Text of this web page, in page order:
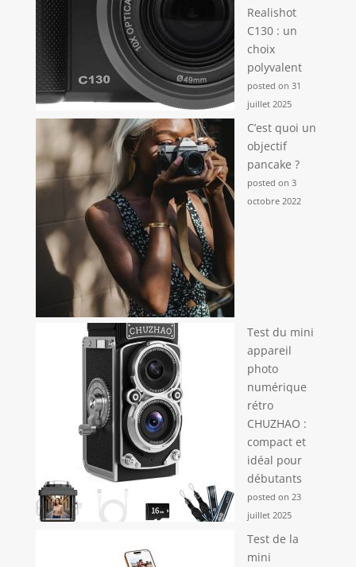
Realishot
C130 : un
choix
polyvalent
posted on 31
juillet 2025
C’est quoi un
objectif
pancake ?
posted on 3
octobre 2022
Test du mini
appareil
photo
numérique
rétro
CHUZHAO :
compact et
idéal pour
débutants
posted on 23
juillet 2025
Test de la
mini